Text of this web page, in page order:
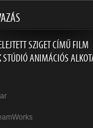
SZIGET CÍMŰ FILM
STÚDIÓ ANIMÁCIÓS